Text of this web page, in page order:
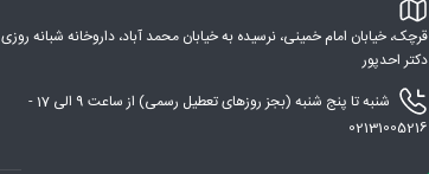
قرچک، خیابان امام خمینی، نرسیده به خیابان محمد آباد، داروخانه شبانه روزی
دکتر احدپور
شنبه تا پنج شنبه (بجز روزهای تعطیل رسمی) از ساعت 9 الی 17 -
02131005216